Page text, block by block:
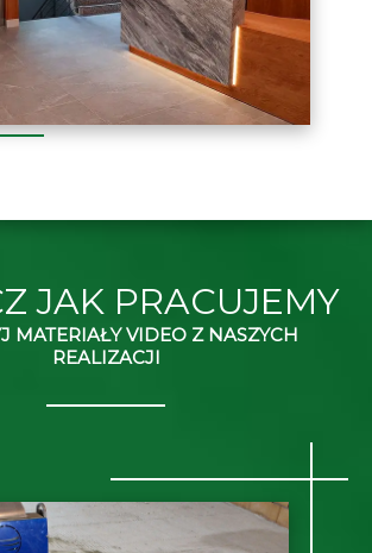
JAK PRACUJEMY
MATERIAŁY VIDEO Z NASZYCH
REALIZACJI